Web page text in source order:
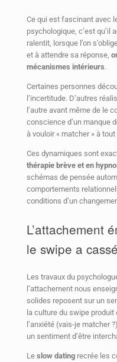
Ce qui est fascinant avec
psychologique, c’est qu’il
ralentit, lorsque l’on
et à attendre sa réponse,
mécanismes intérieurs.
Certaines personnes
l’incertitude. D’autres
l’autre avant même de le
conscience d’un manque
à vouloir « matcher » à
Ces dynamiques sont
thérapie brève et en
schémas de pensée
comportements
conditions d’un
L’attachement
le swipe a
Les travaux du
l’attachement nous
solides reposent sur un
la culture du swipe produit
l’anxiété (vais-je matcher
un sentiment d’être
Le slow dating recrée les